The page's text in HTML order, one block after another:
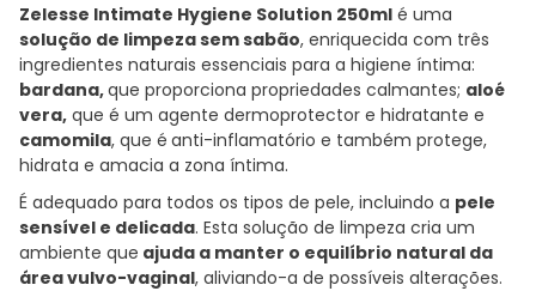
Zelesse Intimate Hygiene Solution 250ml é uma
solução de limpeza sem sabão, enriquecida com três
ingredientes naturais essenciais para a higiene íntima:
bardana,que proporciona propriedades calmantes; aloé
vera, que é um agente dermoprotector e hidratante e
camomila, que é anti-inflamatório e também protege,
hidrata e amacia a zona íntima.
É adequado para todos os tipos de pele, incluindo a pele
sensível e delicada. Esta solução de limpeza cria um
ambiente que ajuda a manter o equilíbrio natural da
área vulvo-vaginal, aliviando-a de possíveis alterações.